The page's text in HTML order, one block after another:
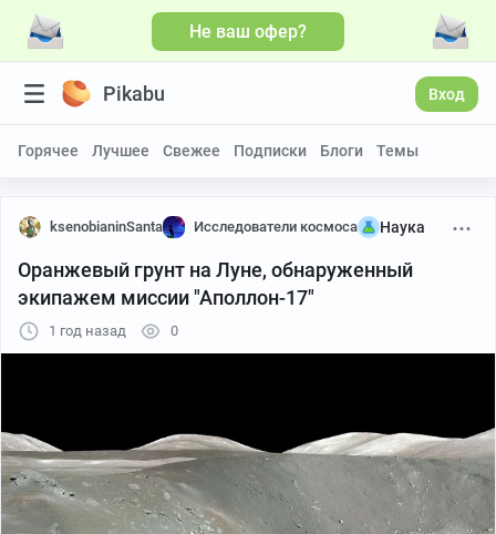
Не ваш офер?
Pikabu Вход
Горячее Лучшее Свежее Подписки Блоги Темы
ksenobianinSanta Исследователи космоса Наука
Оранжевый грунт на Луне, обнаруженный
экипажем миссии "Аполлон-17"
1 год назад 0